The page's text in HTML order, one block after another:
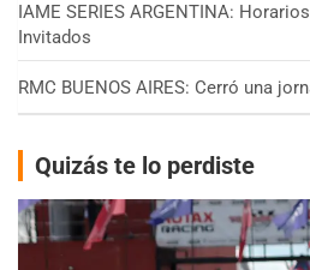
IAME SERIES ARGENTINA:
Invitados
RMC BUENOS AIRES: Cerró una
Quizás te lo perdiste